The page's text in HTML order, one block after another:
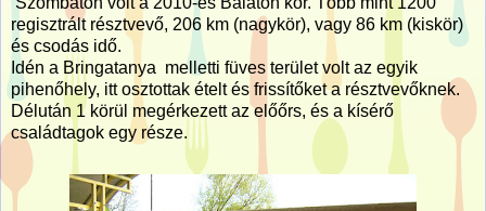
regisztrált résztvevő, 206 km (nagykör), vagy 86 km (kiskör)
és csodás idő.
Idén a Bringatanya melletti füves terület volt az egyik
pihenőhely, itt osztottak ételt és frissítőket a résztvevőknek.
Délután 1 körül megérkezett az előőrs, és a kísérő
családtagok egy része.